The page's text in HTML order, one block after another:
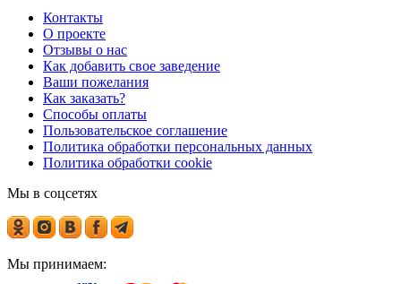
Контакты
О проекте
Отзывы о нас
Как добавить свое заведение
Ваши пожелания
Как заказать?
Способы оплаты
Пользовательское соглашение
Политика обработки персональных данных
Политика обработки cookie
Мы в соцсетях
Мы принимаем: